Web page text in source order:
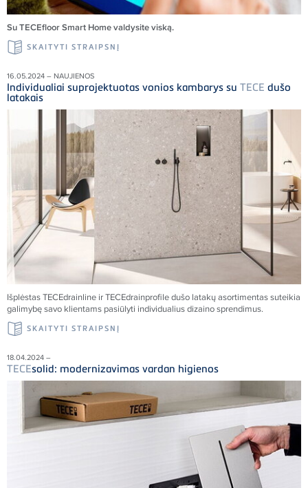
Su TECEfloor Smart Home valdysite viską.
SKAITYTI STRAIPSNĮ
16.05.2024 – NAUJIENOS
Individualiai suprojektuotas vonios kambarys su TECE dušo
latakais
IšplėstasTECEdrainline irTECEdrainprofile dušo latakų asortimentas suteikia
galimybę savo klientams pasiūlyti individualius dizaino sprendimus.
SKAITYTI STRAIPSNĮ
18.04.2024 –
TECEsolid: modernizavimas vardan higienos